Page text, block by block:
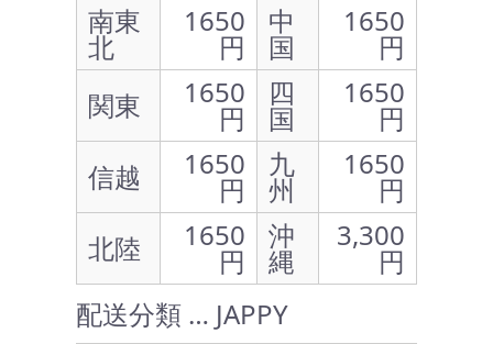
南東
北
1650
円
中
国
1650
円
関東
1650
円
四
国
1650
円
信越
1650
円
九
州
1650
円
北陸
1650
円
沖
縄
3,300
円
配送分類 … JAPPY